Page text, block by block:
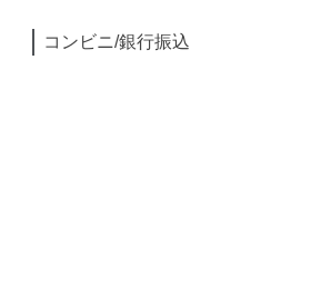
コンビニ/銀行振込